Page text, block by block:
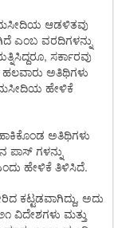
ಆಡಳಿತವು
ಎಂಬ ವರದಿಗಳನ್ನು
, ಸರ್ಕಾರವು
ಹಲವಾರು ಅತಿಥಿಗಳು
ಹೇಳಿಕೆ
ಅತಿಥಿಗಳು
ಪಾಸ್ ಗಳನ್ನು
ಹೇಳಿಕೆ ತಿಳಿಸಿದೆ.
ಕಟ್ಟಡವಾಗಿದ್ದು, ಅದು
ವಿದೇಶಗಳು ಮತ್ತು